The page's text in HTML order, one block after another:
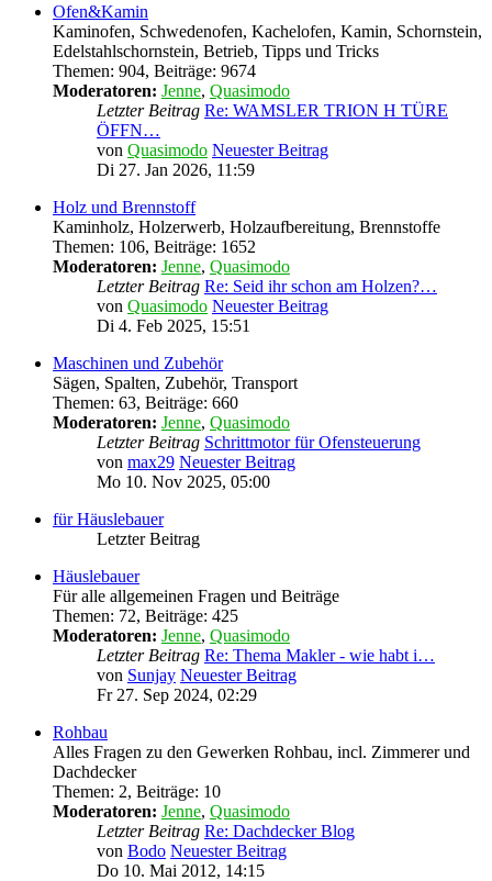
Ofen&Kamin
Kaminofen, Schwedenofen, Kachelofen, Kamin, Schornstein,
Edelstahlschornstein, Betrieb, Tipps und Tricks
Themen: 904, Beiträge: 9674
Moderatoren: Jenne, Quasimodo
Letzter Beitrag Re: WAMSLER TRION H TÜRE
ÖFFN…
von Quasimodo Neuester Beitrag
Di 27. Jan 2026, 11:59
Holz und Brennstoff
Kaminholz, Holzerwerb, Holzaufbereitung, Brennstoffe
Themen: 106, Beiträge: 1652
Moderatoren: Jenne, Quasimodo
Letzter Beitrag Re: Seid ihr schon am Holzen?…
von Quasimodo Neuester Beitrag
Di 4. Feb 2025, 15:51
Maschinen und Zubehör
Sägen, Spalten, Zubehör, Transport
Themen: 63, Beiträge: 660
Moderatoren: Jenne, Quasimodo
Letzter Beitrag Schrittmotor für Ofensteuerung
von max29 Neuester Beitrag
Mo 10. Nov 2025, 05:00
für Häuslebauer
Letzter Beitrag
Häuslebauer
Für alle allgemeinen Fragen und Beiträge
Themen: 72, Beiträge: 425
Moderatoren: Jenne, Quasimodo
Letzter Beitrag Re: Thema Makler - wie habt i…
von Sunjay Neuester Beitrag
Fr 27. Sep 2024, 02:29
Rohbau
Alles Fragen zu den Gewerken Rohbau, incl. Zimmerer und
Dachdecker
Themen: 2, Beiträge: 10
Moderatoren: Jenne, Quasimodo
Letzter Beitrag Re: Dachdecker Blog
von Bodo Neuester Beitrag
Do 10. Mai 2012, 14:15